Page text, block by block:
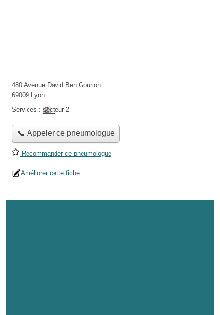
480 Avenue David Ben Gourion
69009 Lyon
Services : secteur 2
📞 Appeler ce pneumologue
Recommander ce pneumologue
Améliorer cette fiche